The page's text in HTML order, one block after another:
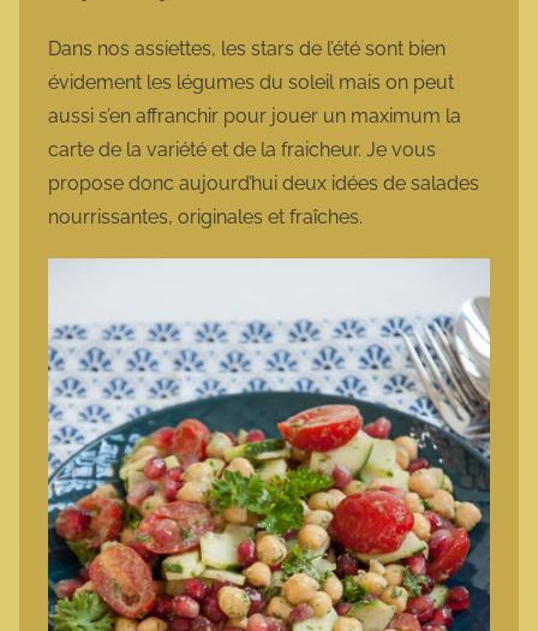
o
t
t
e
Dans nos assiettes, les stars de l’été sont bien
évidement les légumes du soleil mais on peut
aussi s’en affranchir pour jouer un maximum la
carte de la variété et de la fraicheur. Je vous
propose donc aujourd’hui deux idées de salades
nourrissantes, originales et fraîches.